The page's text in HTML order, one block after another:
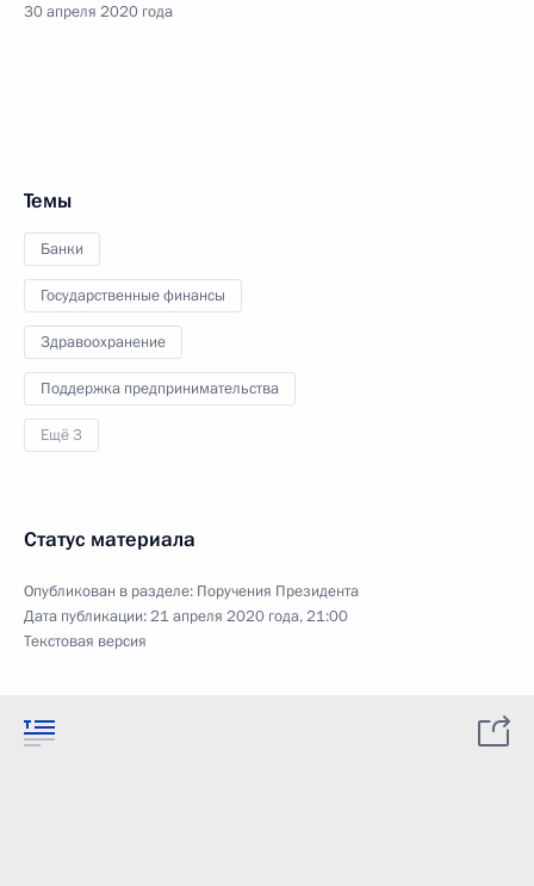
30 апреля 2020 года
Темы
Банки
Государственные финансы
Здравоохранение
Поддержка предпринимательства
Ещё 3
Статус материала
Опубликован в разделе: Поручения Президента
Дата публикации:21 апреля 2020 года, 21:00
Текстовая версия